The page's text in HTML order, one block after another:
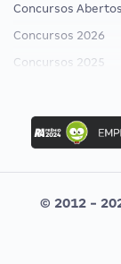
Concursos Abertos
Concursos 2026
Concursos 2025
Concurso Ibama
Concurso MPU
Editais publicados
CONCURSOS POR
© 2012 -